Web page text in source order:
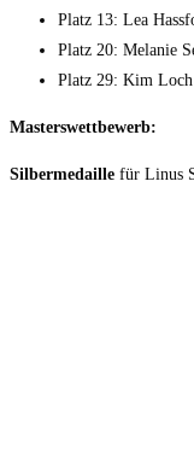
Platz 13: Lea
Platz 20: Melanie
Platz 29: Kim
Masterswettbewerb:
Silbermedaille für Linus